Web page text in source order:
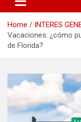
Home
INTERES
Vacaciones: ¿cómo
de Florida?